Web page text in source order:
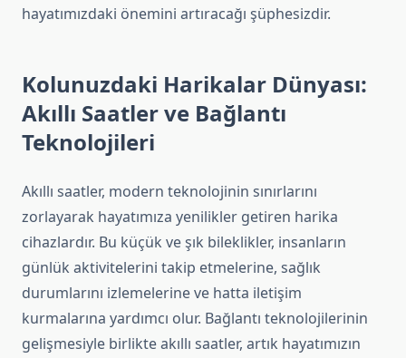
hayatımızdaki önemini artıracağı şüphesizdir.
Kolunuzdaki Harikalar Dünyası:
Akıllı Saatler ve Bağlantı
Teknolojileri
Akıllı saatler, modern teknolojinin sınırlarını
zorlayarak hayatımıza yenilikler getiren harika
cihazlardır. Bu küçük ve şık bileklikler, insanların
günlük aktivitelerini takip etmelerine, sağlık
durumlarını izlemelerine ve hatta iletişim
kurmalarına yardımcı olur. Bağlantı teknolojilerinin
gelişmesiyle birlikte akıllı saatler, artık hayatımızın